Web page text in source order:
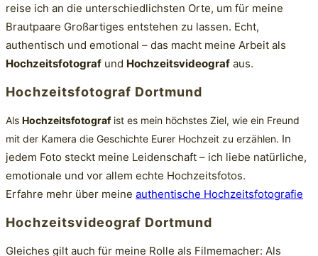
reise ich an die unterschiedlichsten Orte, um für meine
Brautpaare Großartiges entstehen zu lassen. Echt,
authentisch und emotional – das macht meine Arbeit als
Hochzeitsfotograf und Hochzeitsvideograf aus.
Hochzeitsfotograf Dortmund
Als Hochzeitsfotografist es mein höchstes Ziel, wie ein Freund
mit der Kamera die Geschichte Eurer Hochzeit zu erzählen. In
jedem Foto steckt meine Leidenschaft – ich liebe natürliche,
emotionale und vor allem echte Hochzeitsfotos.
Erfahre mehr über meine authentische Hochzeitsfotografie
Hochzeitsvideograf Dortmund
Gleiches gilt auch für meine Rolle als Filmemacher: Als